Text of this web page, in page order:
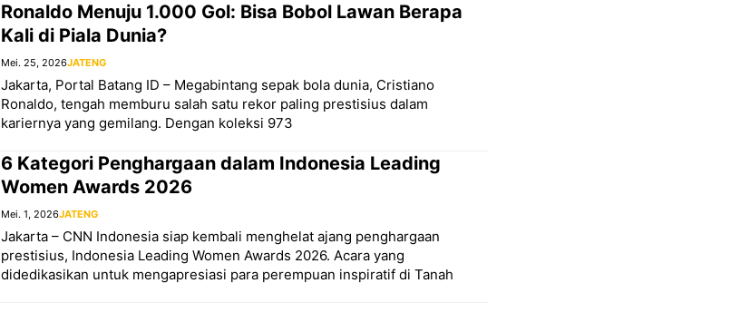
Ronaldo Menuju 1.000 Gol: Bisa Bobol Lawan Berapa
Kali di Piala Dunia?
Mei. 25, 2026JATENG
Jakarta, Portal Batang ID – Megabintang sepak bola dunia, Cristiano
Ronaldo, tengah memburu salah satu rekor paling prestisius dalam
kariernya yang gemilang. Dengan koleksi 973
6 Kategori Penghargaan dalam Indonesia Leading
Women Awards 2026
Mei. 1, 2026JATENG
Jakarta – CNN Indonesia siap kembali menghelat ajang penghargaan
prestisius, Indonesia Leading Women Awards 2026. Acara yang
didedikasikan untuk mengapresiasi para perempuan inspiratif di Tanah